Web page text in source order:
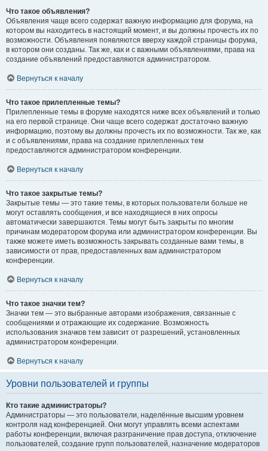
Что такое объявления?
Объявления чаще всего содержат важную информацию для форума, на
котором вы находитесь в настоящий момент, и вы должны прочесть их по
возможности. Объявления появляются вверху каждой страницы форума,
в котором они созданы. Так же, как и с важными объявлениями, права на
создание объявлений предоставляются администратором.
Вернуться к началу
Что такое прилепленные темы?
Прилепленные темы в форуме находятся ниже всех объявлений и только
на его первой странице. Они чаще всего содержат достаточно важную
информацию, поэтому вы должны прочесть их по возможности. Так же, как
и с объявлениями, права на создание прилепленных тем
предоставляются администратором конференции.
Вернуться к началу
Что такое закрытые темы?
Закрытые темы — это такие темы, в которых пользователи больше не
могут оставлять сообщения, и все находящиеся в них опросы
автоматически завершаются. Темы могут быть закрыты по многим
причинам модератором форума или администратором конференции. Вы
также можете иметь возможность закрывать созданные вами темы, в
зависимости от прав, предоставленных вам администратором
конференции.
Вернуться к началу
Что такое значки тем?
Значки тем — это выбранные авторами изображения, связанные с
сообщениями и отражающие их содержание. Возможность
использования значков тем зависит от разрешений, установленных
администратором конференции.
Вернуться к началу
Уровни пользователей и группы
Кто такие администраторы?
Администраторы — это пользователи, наделённые высшим уровнем
контроля над конференцией. Они могут управлять всеми аспектами
работы конференции, включая разграничение прав доступа, отключение
пользователей, создание групп пользователей, назначение модераторов